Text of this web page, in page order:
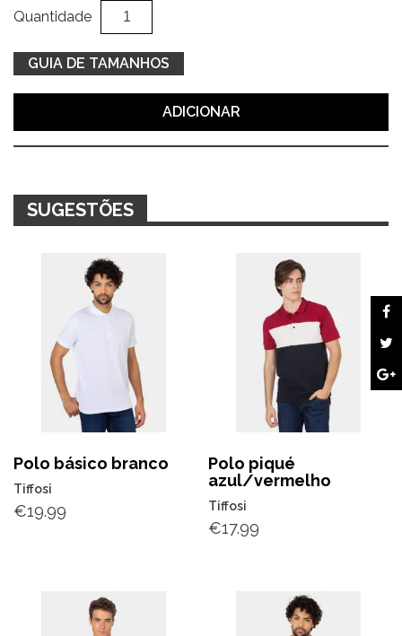
Quantidade
Quantidade
de
Sweat
bege
c/
GUIA DE TAMANHOS
ADICIONAR
SUGESTÕES
Polo básico branco
Tiffosi
€19.99
Polo piqué
azul/vermelho
Tiffosi
€17.99